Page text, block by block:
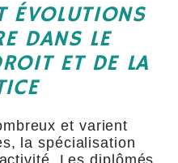
ÉVOLUTIONS
DANS LE
ET DE LA
et varient
la spécialisation
Les diplômés